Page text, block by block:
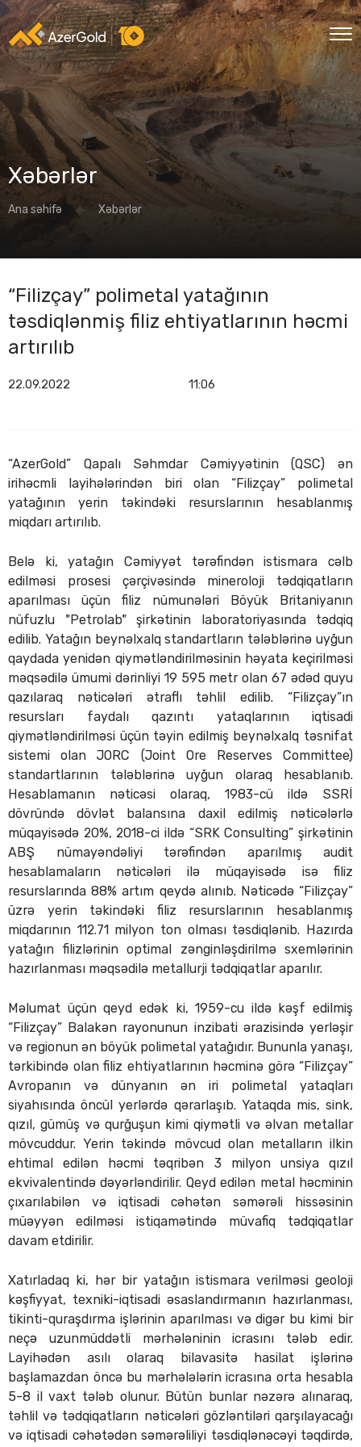
Xəbərlər
Ana səhifə Xəbərlər
“Filizçay” polimetal yatağının
təsdiqlənmiş filiz ehtiyatlarının həcmi
artırılıb
22.09.2022 11:06
“AzerGold” Qapalı Səhmdar Cəmiyyətinin (QSC) ən
irihəcmli layihələrindən biri olan “Filizçay” polimetal
yatağının yerin təkindəki resurslarının hesablanmış
miqdarı artırılıb.
Belə ki, yatağın Cəmiyyət tərəfindən istismara cəlb
edilməsi prosesi çərçivəsində mineroloji tədqiqatların
aparılması üçün filiz nümunələri Böyük Britaniyanın
nüfuzlu "Petrolab" şirkətinin laboratoriyasında tədqiq
edilib. Yatağın beynəlxalq standartların tələblərinə uyğun
qaydada yenidən qiymətləndirilməsinin həyata keçirilməsi
məqsədilə ümumi dərinliyi 19 595 metr olan 67 ədəd quyu
qazılaraq nəticələri ətraflı təhlil edilib. “Filizçay”ın
resursları faydalı qazıntı yataqlarının iqtisadi
qiymətləndirilməsi üçün təyin edilmiş beynəlxalq təsnifat
sistemi olan JORC (Joint Ore Reserves Committee)
standartlarının tələblərinə uyğun olaraq hesablanıb.
Hesablamanın nəticəsi olaraq, 1983-cü ildə SSRİ
dövründə dövlət balansına daxil edilmiş nəticələrlə
müqayisədə 20%, 2018-ci ildə “SRK Consulting” şirkətinin
ABŞ nümayəndəliyi tərəfindən aparılmış audit
hesablamaların nəticələri ilə müqayisədə isə filiz
resurslarında 88% artım qeydə alınıb. Nəticədə “Filizçay”
üzrə yerin təkindəki filiz resurslarının hesablanmış
miqdarının 112.71 milyon ton olması təsdiqlənib. Hazırda
yatağın filizlərinin optimal zənginləşdirilmə sxemlərinin
hazırlanması məqsədilə metallurji tədqiqatlar aparılır.
Məlumat üçün qeyd edək ki, 1959-cu ildə kəşf edilmiş
“Filizçay” Balakən rayonunun inzibati ərazisində yerləşir
və regionun ən böyük polimetal yatağıdır. Bununla yanaşı,
tərkibində olan filiz ehtiyatlarının həcminə görə “Filizçay”
Avropanın və dünyanın ən iri polimetal yataqları
siyahısında öncül yerlərdə qərarlaşıb. Yataqda mis, sink,
qızıl, gümüş və qurğuşun kimi qiymətli və əlvan metallar
mövcuddur. Yerin təkində mövcud olan metalların ilkin
ehtimal edilən həcmi təqribən 3 milyon unsiya qızıl
ekvivalentində dəyərləndirilir. Qeyd edilən metal həcminin
çıxarılabilən və iqtisadi cəhətən səmərəli hissəsinin
müəyyən edilməsi istiqamətində müvafiq tədqiqatlar
davam etdirilir.
Xatırladaq ki, hər bir yatağın istismara verilməsi geoloji
kəşfiyyat, texniki-iqtisadi əsaslandırmanın hazırlanması,
tikinti-quraşdırma işlərinin aparılması və digər bu kimi bir
neçə uzunmüddətli mərhələninin icrasını tələb edir.
Layihədən asılı olaraq bilavasitə hasilat işlərinə
başlamazdan öncə bu mərhələlərin icrasına orta hesabla
5-8 il vaxt tələb olunur. Bütün bunlar nəzərə alınaraq,
təhlil və tədqiqatların nəticələri gözləntiləri qarşılayacağı
və iqtisadi cəhətədən səmərəliliyi təsdiqlənəcəyi təqdirdə,